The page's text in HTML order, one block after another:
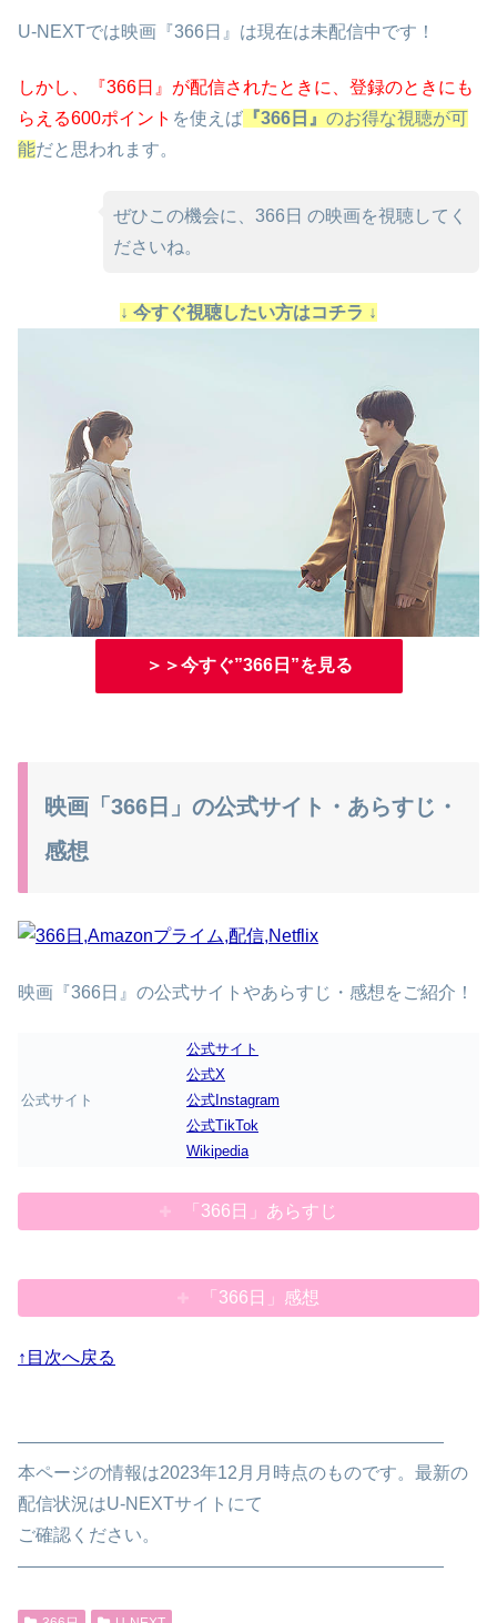
U-NEXTでは映画『366日』は現在は未配信中です！
しかし、『366日』が配信されたときに、 登録のときにも
らえる600ポイント を使えば 『366日』 のお得な視聴が可
能だと思われます。
ぜひこの機会に、366日 の映画を視聴してく
ださいね。
↓ 今すぐ視聴したい方はコチラ ↓
＞＞今すぐ”366日”を見る
映画「366日」の公式サイト・あらすじ・
感想
映画『366日』の公式サイトやあらすじ・感想をご紹介！
公式サイト
公式サイト
公式X
公式Instagram
公式TikTok
Wikipedia
「366日」あらすじ
「366日」感想
↑目次へ戻る
————————————————————————
本ページの情報は2023年12月月時点のものです。最新の
配信状況はU-NEXTサイトにて
ご確認ください。
————————————————————————